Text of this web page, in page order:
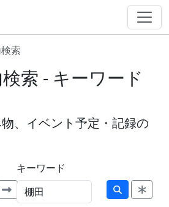
索
索 - キーワード
、イベント予定・記録の
キーワード